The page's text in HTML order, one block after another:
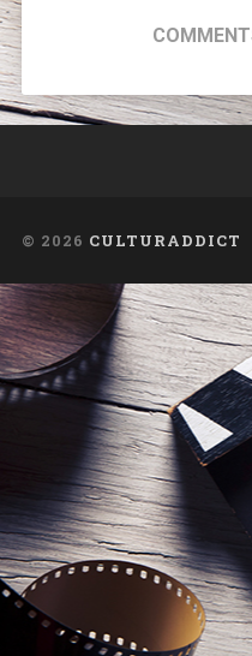
© 2026 CULTURADDICT